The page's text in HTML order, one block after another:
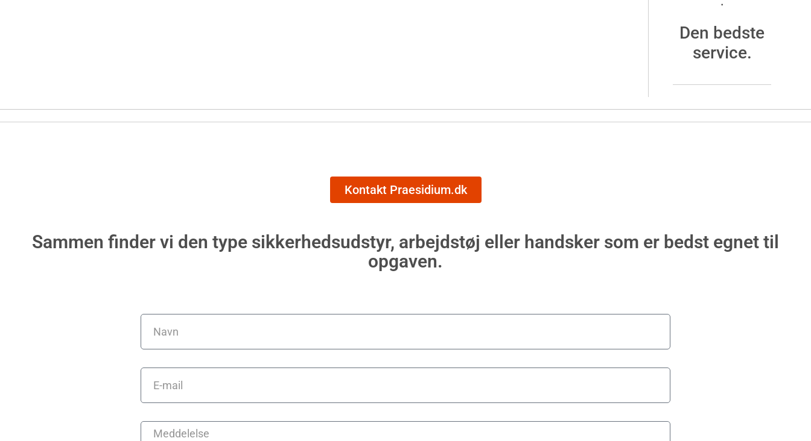
Den bedste
service.
Kontakt Praesidium.dk
Sammen finder vi den type sikkerhedsudstyr, arbejdstøj eller handsker som er bedst egnet til
opgaven.